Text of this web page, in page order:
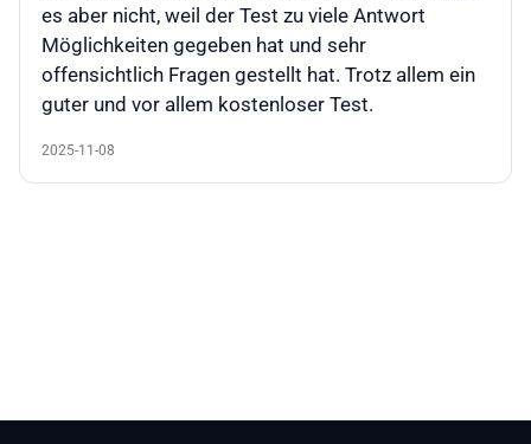
es aber nicht, weil der Test zu viele Antwort
Möglichkeiten gegeben hat und sehr
offensichtlich Fragen gestellt hat. Trotz allem ein
guter und vor allem kostenloser Test.
2025-11-08